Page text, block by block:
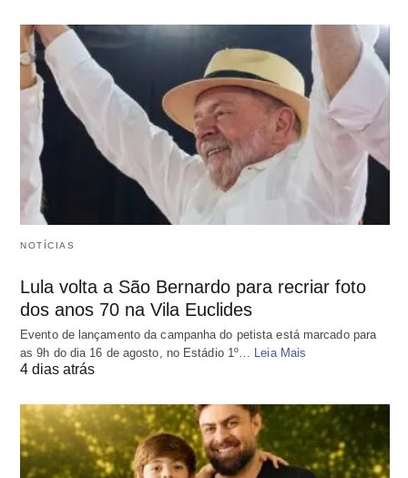
NOTÍCIAS
Lula volta a São Bernardo para recriar foto
dos anos 70 na Vila Euclides
Evento de lançamento da campanha do petista está marcado para
as 9h do dia 16 de agosto, no Estádio 1º… Leia Mais
4 dias atrás